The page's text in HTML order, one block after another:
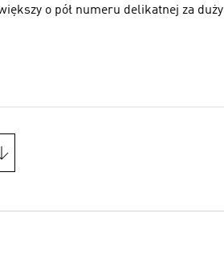
o pół numeru delikatnej za duży